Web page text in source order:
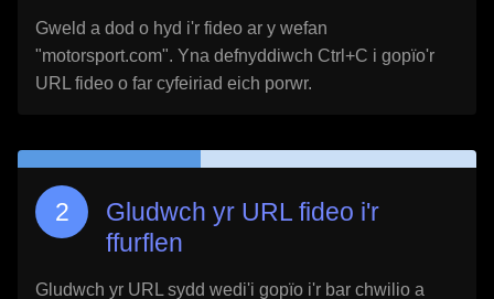
Gweld a dod o hyd i'r fideo ar y wefan
"motorsport.com". Yna defnyddiwch Ctrl+C i gopïo'r
URL fideo o far cyfeiriad eich porwr.
Gludwch yr URL fideo i'r
ffurflen
Gludwch yr URL sydd wedi'i gopïo i'r bar chwilio a